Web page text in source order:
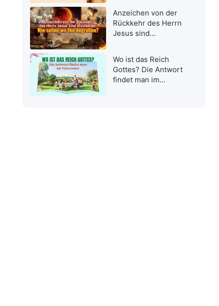
Anzeichen von der
Rückkehr des Herrn
Jesus sind
begrüßen?
Wo ist das Reich
Gottes? Die Antwort
findet man im